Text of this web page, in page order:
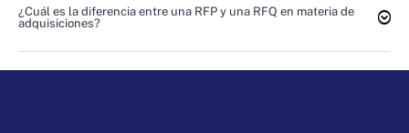
¿Cuál es la diferencia entre una RFP y una RFQ en materia de
adquisiciones?